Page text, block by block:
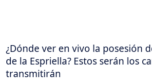
¿Dónde ver en vivo la posesión
de la Espriella? Estos serán los
transmitirán